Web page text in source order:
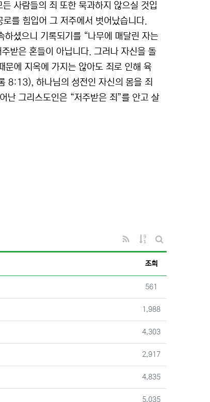
사람들의 죄 또한 묵과하지 않으실 것입
를 힘입어 그 저주에서 벗어났습니다.
하셨으니 기록되기를 “나무에 매달린 자는
받은 혼들이 아닙니다. 그러나 자신을 돌
문에 지옥에 가지는 않아도 죄로 인해 육
8:13), 하나님의 성전인 자신의 몸을 죄
그리스도인은 “저주받은 죄”를 안고 살
RSS
게시물 정렬
게시판 검색
조회
조회
561
조회
1,988
조회
4,303
조회
2,917
조회
4,835
조회
5,035